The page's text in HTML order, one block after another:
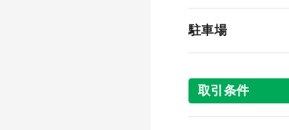
駐車場
取引条件